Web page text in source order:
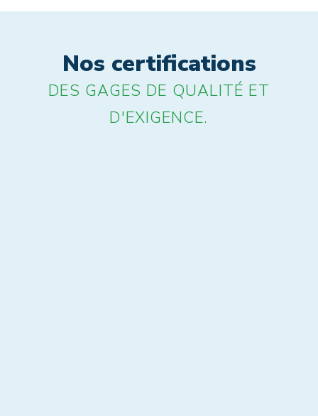
Nos certifications
DES GAGES DE QUALITÉ ET
D'EXIGENCE.